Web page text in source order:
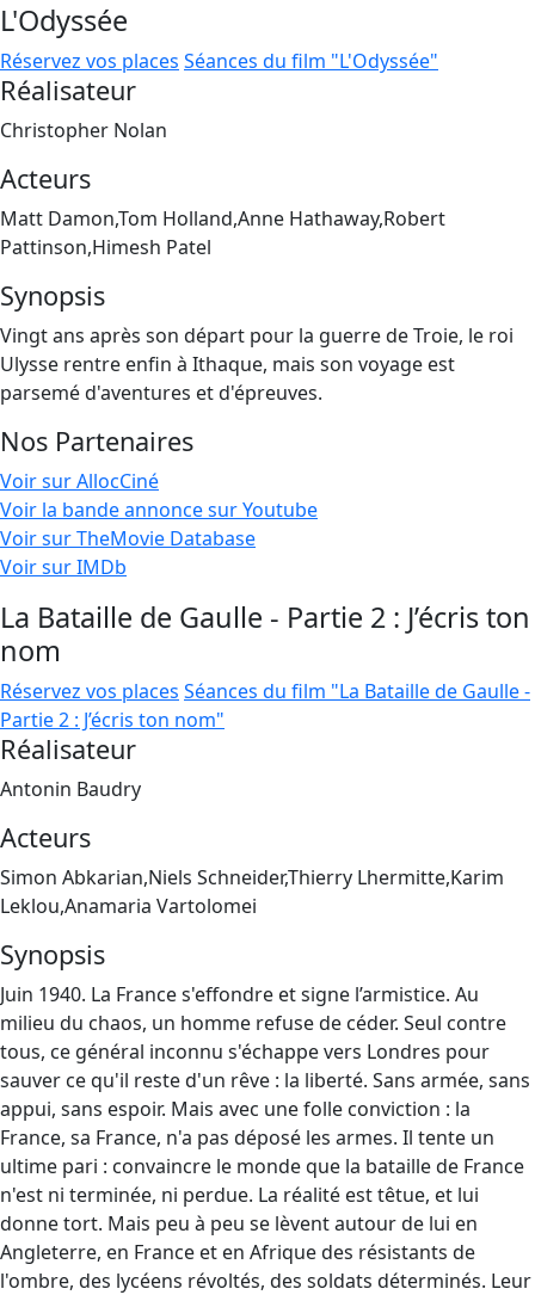
L'Odyssée
Réservez vos places Séances du film "L'Odyssée"
Réalisateur
Christopher Nolan
Acteurs
Matt Damon,Tom Holland,Anne Hathaway,Robert
Pattinson,Himesh Patel
Synopsis
Vingt ans après son départ pour la guerre de Troie, le roi
Ulysse rentre enfin à Ithaque, mais son voyage est
parsemé d'aventures et d'épreuves.
Nos Partenaires
Voir sur AllocCiné
Voir la bande annonce sur Youtube
Voir sur TheMovie Database
Voir sur IMDb
La Bataille de Gaulle - Partie 2 : J’écris ton
nom
Réservez vos places Séances du film "La Bataille de Gaulle -
Partie 2 : J’écris ton nom"
Réalisateur
Antonin Baudry
Acteurs
Simon Abkarian,Niels Schneider,Thierry Lhermitte,Karim
Leklou,Anamaria Vartolomei
Synopsis
Juin 1940. La France s'effondre et signe l’armistice. Au
milieu du chaos, un homme refuse de céder. Seul contre
tous, ce général inconnu s'échappe vers Londres pour
sauver ce qu'il reste d'un rêve : la liberté. Sans armée, sans
appui, sans espoir. Mais avec une folle conviction : la
France, sa France, n'a pas déposé les armes. Il tente un
ultime pari : convaincre le monde que la bataille de France
n'est ni terminée, ni perdue. La réalité est têtue, et lui
donne tort. Mais peu à peu se lèvent autour de lui en
Angleterre, en France et en Afrique des résistants de
l'ombre, des lycéens révoltés, des soldats déterminés. Leur